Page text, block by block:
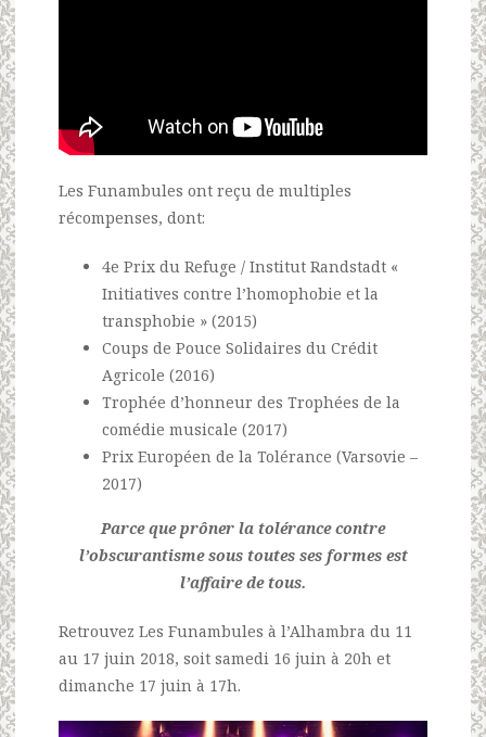
Les Funambules ont reçu de multiples
récompenses, dont:
4e Prix du Refuge / Institut Randstadt «
Initiatives contre l’homophobie et la
transphobie » (2015)
Coups de Pouce Solidaires du Crédit
Agricole (2016)
Trophée d’honneur des Trophées de la
comédie musicale (2017)
Prix Européen de la Tolérance (Varsovie –
2017)
Parce que prôner la tolérance contre
l’obscurantisme sous toutes ses formes est
l’affaire de tous.
Retrouvez Les Funambules à l’Alhambra du 11
au 17 juin 2018, soit samedi 16 juin à 20h et
dimanche 17 juin à 17h.